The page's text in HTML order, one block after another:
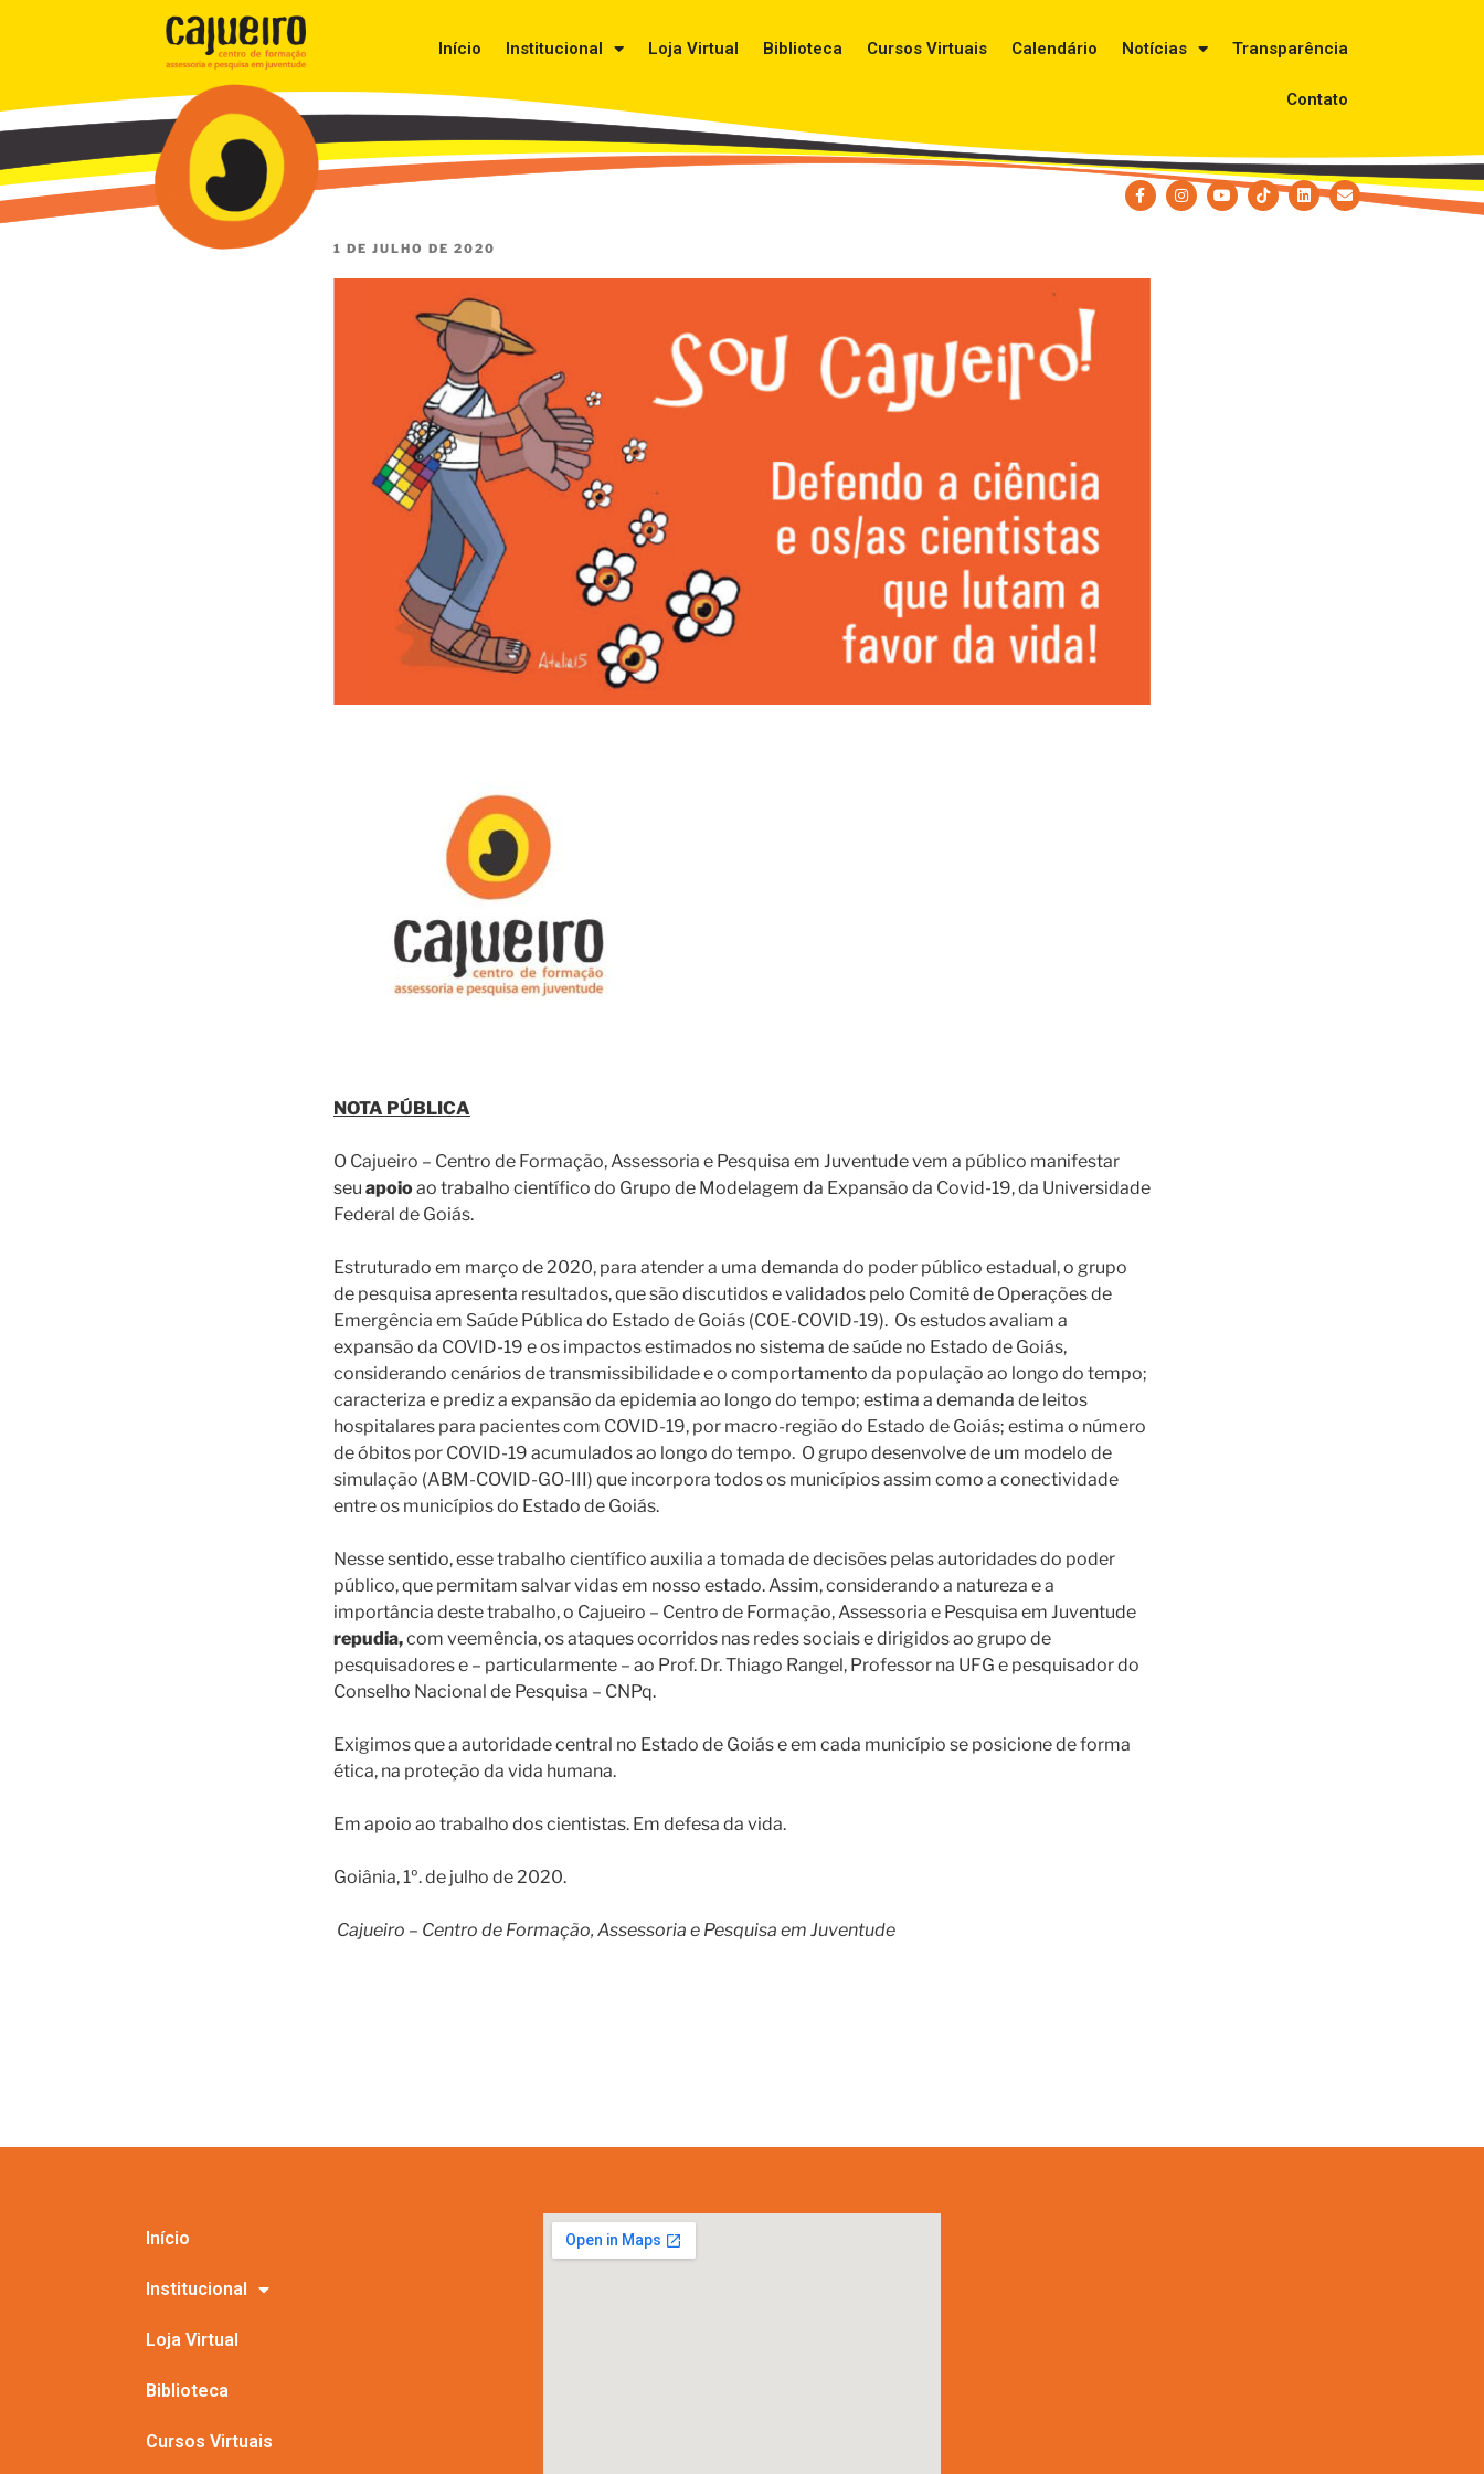
Início Institucional Loja Virtual Biblioteca Cursos Virtuais Calendário Notícias Transparência
Contato
1 DE JULHO DE 2020
NOTA PÚBLICA
O Cajueiro – Centro de Formação, Assessoria e Pesquisa em Juventude vem a público manifestar
seu apoioao trabalho científico do Grupo de Modelagem da Expansão da Covid-19, da Universidade
Federal de Goiás.
Estruturado em março de 2020, para atender a uma demanda do poder público estadual, o grupo
de pesquisa apresenta resultados, que são discutidos e validados pelo Comitê de Operações de
Emergência em Saúde Pública do Estado de Goiás (COE-COVID-19). Os estudos avaliam a
expansão da COVID-19 e os impactos estimados no sistema de saúde no Estado de Goiás,
considerando cenários de transmissibilidade e o comportamento da população ao longo do tempo;
caracteriza e prediz a expansão da epidemia ao longo do tempo; estima a demanda de leitos
hospitalares para pacientes com COVID-19, por macro-região do Estado de Goiás; estima o número
de óbitos por COVID-19 acumulados ao longo do tempo. O grupo desenvolve de um modelo de
simulação (ABM-COVID-GO-III) que incorpora todos os municípios assim como a conectividade
entre os municípios do Estado de Goiás.
Nesse sentido, esse trabalho científico auxilia a tomada de decisões pelas autoridades do poder
público, que permitam salvar vidas em nosso estado. Assim, considerando a natureza e a
importância deste trabalho, o Cajueiro – Centro de Formação, Assessoria e Pesquisa em Juventude
repudia,com veemência, os ataques ocorridos nas redes sociais e dirigidos ao grupo de
pesquisadores e – particularmente – ao Prof. Dr. Thiago Rangel, Professor na UFG e pesquisador do
Conselho Nacional de Pesquisa – CNPq.
Exigimos que a autoridade central no Estado de Goiás e em cada município se posicione de forma
ética, na proteção da vida humana.
Em apoio ao trabalho dos cientistas. Em defesa da vida.
Goiânia, 1º. de julho de 2020.
Cajueiro – Centro de Formação, Assessoria e Pesquisa em Juventude
Início
Institucional
Loja Virtual
Biblioteca
Cursos Virtuais